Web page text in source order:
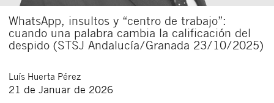
WhatsApp, insultos y “centro de trabajo”:
cuando una palabra cambia la calificación del
despido (STSJ Andalucía/Granada 23/10/2025)
Luís Huerta Pérez
21 de Januar de 2026